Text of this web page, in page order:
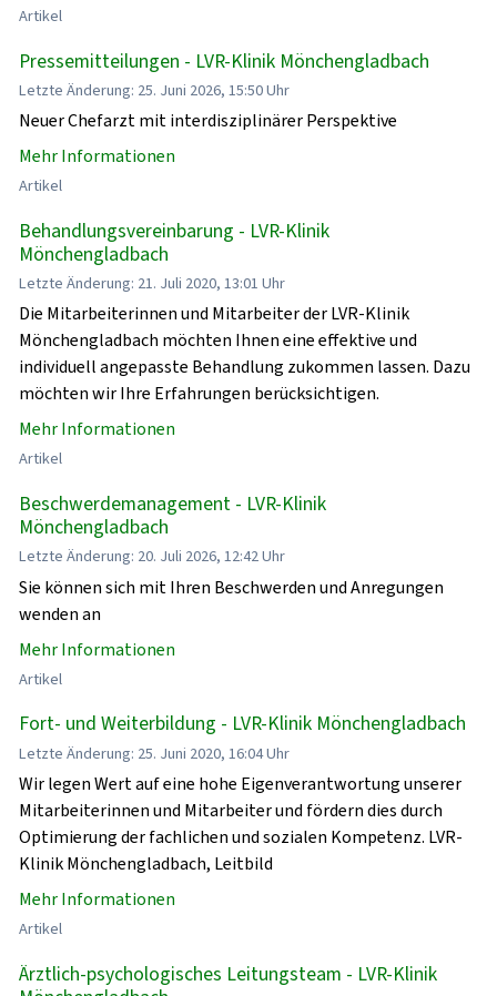
Artikel
Pressemitteilungen - LVR-Klinik Mönchengladbach
Letzte Änderung: 25. Juni 2026, 15:50 Uhr
Neuer Chefarzt mit interdisziplinärer Perspektive
Mehr Informationen
Artikel
Behandlungsvereinbarung - LVR-Klinik
Mönchengladbach
Letzte Änderung: 21. Juli 2020, 13:01 Uhr
Die Mitarbeiterinnen und Mitarbeiter der LVR-Klinik
Mönchengladbach möchten Ihnen eine effektive und
individuell angepasste Behandlung zukommen lassen. Dazu
möchten wir Ihre Erfahrungen berücksichtigen.
Mehr Informationen
Artikel
Beschwerdemanagement - LVR-Klinik
Mönchengladbach
Letzte Änderung: 20. Juli 2026, 12:42 Uhr
Sie können sich mit Ihren Beschwerden und Anregungen
wenden an
Mehr Informationen
Artikel
Fort- und Weiterbildung - LVR-Klinik Mönchengladbach
Letzte Änderung: 25. Juni 2020, 16:04 Uhr
Wir legen Wert auf eine hohe Eigenverantwortung unserer
Mitarbeiterinnen und Mitarbeiter und fördern dies durch
Optimierung der fachlichen und sozialen Kompetenz. LVR-
Klinik Mönchengladbach, Leitbild
Mehr Informationen
Artikel
Ärztlich-psychologisches Leitungsteam - LVR-Klinik